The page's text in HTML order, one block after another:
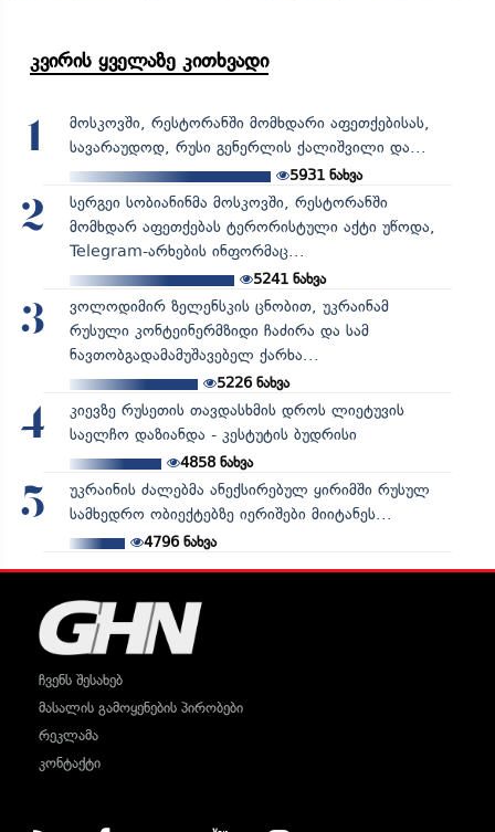
კვირის ყველაზე კითხვადი
1
მოსკოვში, რესტორანში მომხდარი აფეთქებისას,
სავარაუდოდ, რუსი გენერლის ქალიშვილი და...
5931 ნახვა
2
სერგეი სობიანინმა მოსკოვში, რესტორანში
მომხდარ აფეთქებას ტერორისტული აქტი უწოდა,
Telegram-არხების ინფორმაც...
5241ნახვა
3
ვოლოდიმირ ზელენსკის ცნობით, უკრაინამ
რუსული კონტეინერმზიდი ჩაძირა და სამ
ნავთობგადამამუშავებელ ქარხა...
5226ნახვა
4
კიევზე რუსეთის თავდასხმის დროს ლიეტუვის
საელჩო დაზიანდა - კესტუტის ბუდრისი
4858ნახვა
5
უკრაინის ძალებმა ანექსირებულ ყირიმში რუსულ
სამხედრო ობიექტებზე იერიშები მიიტანეს...
4796ნახვა
ჩვენს შესახებ
მასალის გამოყენების პირობები
რეკლამა
კონტაქტი